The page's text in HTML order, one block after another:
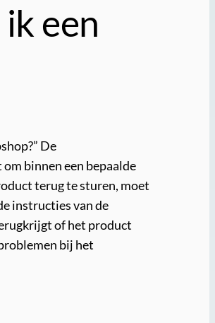
een
De
binnen een bepaalde
terug te sturen, moet
instructies van de
of het product
bij het